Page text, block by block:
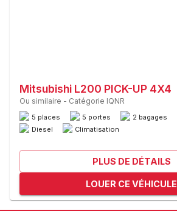
Mitsubishi L200 PICK-UP 4X4
Ou similaire - Catégorie IQNR
5 places 5 portes 2 bagages
Diesel
Climatisation
PLUS DE DÉTAILS
LOUER CE VÉHICULE